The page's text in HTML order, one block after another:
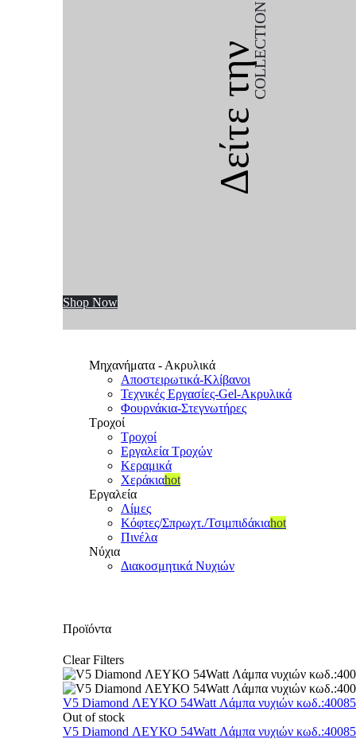
Δείτε τηνCOLLECTION
Shop Now
Μηχανήματα - Ακρυλικά
Αποστειρωτικά-Κλίβανοι
Τεχνικές Εργασίες-Gel-Ακρυλικά
Φουρνάκια-Στεγνωτήρες
Τροχοί
Τροχοί
Εργαλεία Τροχών
Κεραμικά
Χεράκιαhot
Εργαλεία
Λίμες
Κόφτες/Σπρωχτ./Τσιμπιδάκιαhot
Πινέλα
Νύχια
Διακοσμητικά Νυχιών
Προϊόντα
Clear Filters
V5 Diamond ΛΕΥΚΟ 54Watt Λάμπα νυχιών
Out of stock
V5 Diamond ΛΕΥΚΟ 54Watt Λάμπα νυχιών